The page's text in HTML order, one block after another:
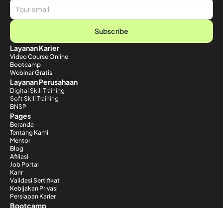
Subscribe
Layanan Karier
Video Course Online
Bootcamp
Webinar Gratis
Layanan Perusahaan
Digital Skill Training
Soft Skill Training
BNSP
Pages
Beranda
Tentang Kami
Mentor
Blog
Afiliasi
Job Portal
Karir
Validasi Sertifikat
Kebijakan Privasi
Persiapan Karier
Bootcamp